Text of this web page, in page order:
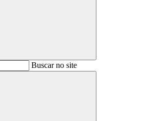
BuscarBuscar no site